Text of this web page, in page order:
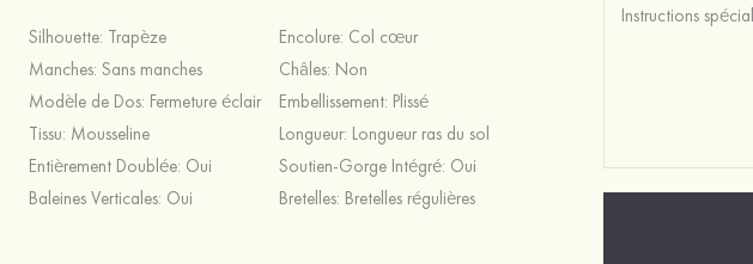
Silhouette: Trapèze Encolure: Col cœur
Manches: Sans manches Châles: Non
Modèle de Dos: Fermeture éclair Embellissement: Plissé
Tissu: Mousseline Longueur: Longueur ras du sol
Entièrement Doublée: Oui Soutien-Gorge Intégré: Oui
Baleines Verticales: Oui Bretelles: Bretelles régulières